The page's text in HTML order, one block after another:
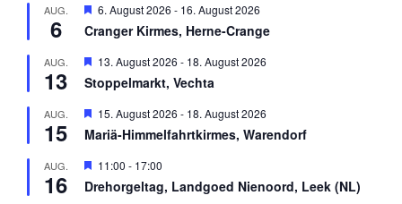
o
r
e
h
o
e
AUG.
6
H
r
o
r
e
h
o
e
6. August 2026 - 16. August 2026
Cranger Kirmes, Herne-Crange
AUG.
13
H
r
o
r
e
h
o
13. August 2026 - 18. August 2026
Stoppelmarkt, Vechta
AUG.
15
H
r
o
r
15. August 2026 - 18. August 2026
Mariä-Himmelfahrtkirmes, Warendorf
AUG.
16
H
r
11:00 - 17:00
Drehorgeltag, Landgoed Nienoord, Leek (NL)